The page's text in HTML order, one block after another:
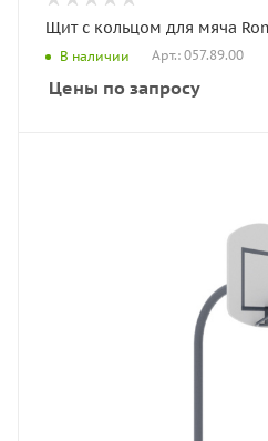
Щит с кольцом для мяча
В наличии Арт.: 057.89.00
Цены по запросу